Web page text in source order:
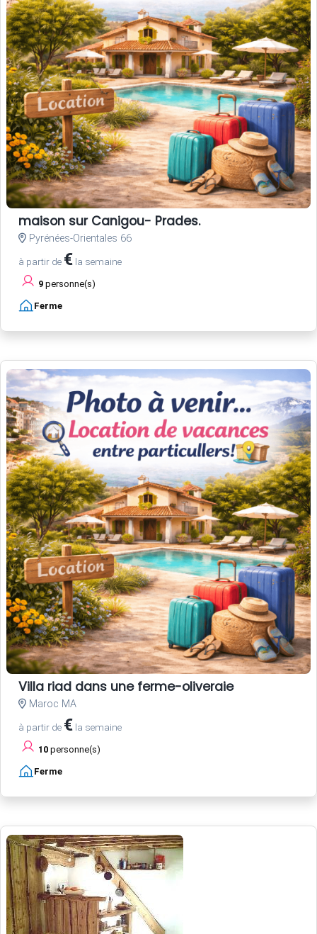
maison sur Canigou- Prades.
Pyrénées-Orientales 66
à partir de € la semaine
9 personne(s)
Ferme
Villa riad dans une ferme-oliveraie
Maroc MA
à partir de € la semaine
10 personne(s)
Ferme